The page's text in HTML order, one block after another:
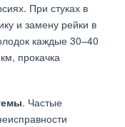
При стуках в
и замену рейки в
каждые 30–40
прокачка
. Частые